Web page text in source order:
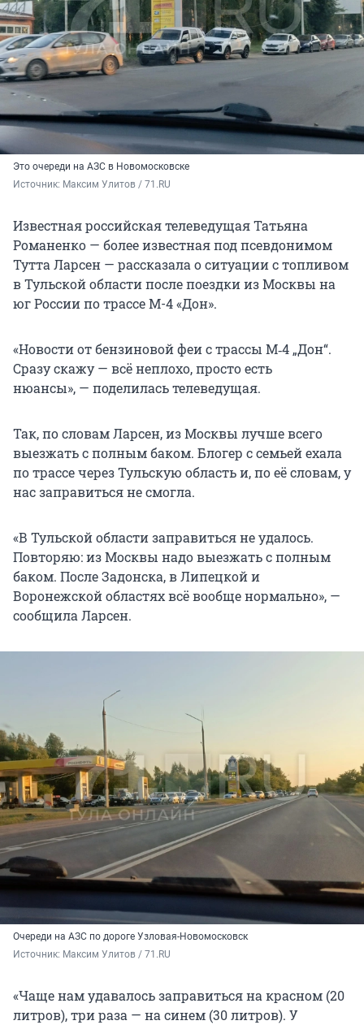
Это очереди на АЗС в Новомосковске
Источник: Максим Улитов / 71.RU
Известная российская телеведущая Татьяна
Романенко — более известная под псевдонимом
Тутта Ларсен — рассказала о ситуации с топливом
в Тульской области после поездки из Москвы на
юг России по трассе М-4 «Дон».
«Новости от бензиновой феи с трассы М‑4 „Дон“.
Сразу скажу — всё неплохо, просто есть
нюансы», — поделилась телеведущая.
Так, по словам Ларсен, из Москвы лучше всего
выезжать с полным баком. Блогер с семьей ехала
по трассе через Тульскую область и, по её словам, у
нас заправиться не смогла.
«В Тульской области заправиться не удалось.
Повторяю: из Москвы надо выезжать с полным
баком. После Задонска, в Липецкой и
Воронежской областях всё вообще нормально», —
сообщила Ларсен.
Очереди на АЗС по дороге Узловая-Новомосковск
Источник: Максим Улитов / 71.RU
«Чаще нам удавалось заправиться на красном (20
литров), три раза — на синем (30 литров). У